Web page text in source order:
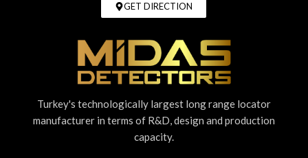
GET DIRECTION
Turkey's technologically largest long range locator
manufacturer in terms of R&D, design and production
capacity.